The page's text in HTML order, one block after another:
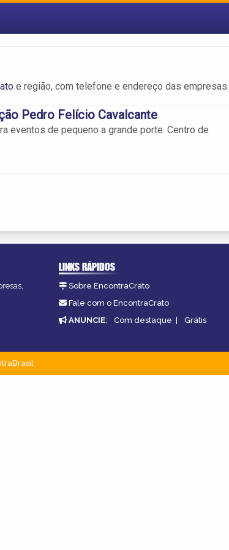
e região, com telefone e endereço das empresas.
Pedro Felício Cavalcante
eventos de pequeno a grande porte. Centro de
LINKS RÁPIDOS
Sobre EncontraCrato
Fale com o EncontraCrato
ANUNCIE: Com destaque | Grátis